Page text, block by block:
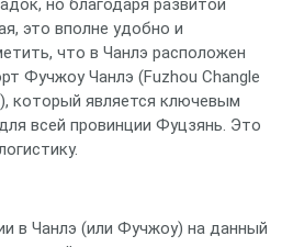
но благодаря развитой
это вполне удобно и
что в Чанлэ расположен
Фучжоу Чанлэ (Fuzhou Changle
который является ключевым
всей провинции Фуцзянь. Это
в Чанлэ (или Фучжоу) на данный